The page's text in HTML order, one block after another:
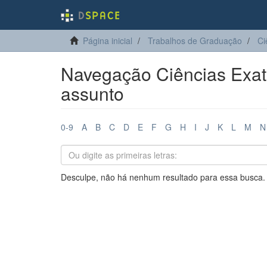
Página inicial Trabalhos de Graduação
Navegação Ciências
assunto
0-9 A B C D E F G H I J K L M N
Desculpe, não há nenhum resultado para essa busca.